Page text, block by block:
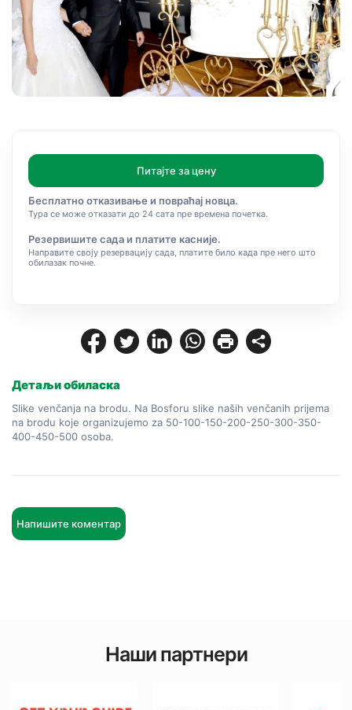
Детаљи обиласка
Slike venčanja na brodu. Na Bosforu slike naših venčanih prijema
na brodu koje organizujemo za 50-100-150-200-250-300-350-
400-450-500 osoba.
Напишите коментар
Питајте за цену
Бесплатно отказивање и повраћај новца.
Тура се може отказати до 24 сата пре времена почетка.
Резервишите сада и платите касније.
Направите своју резервацију сада, платите било када пре него што
обилазак почне.
Наши партнери